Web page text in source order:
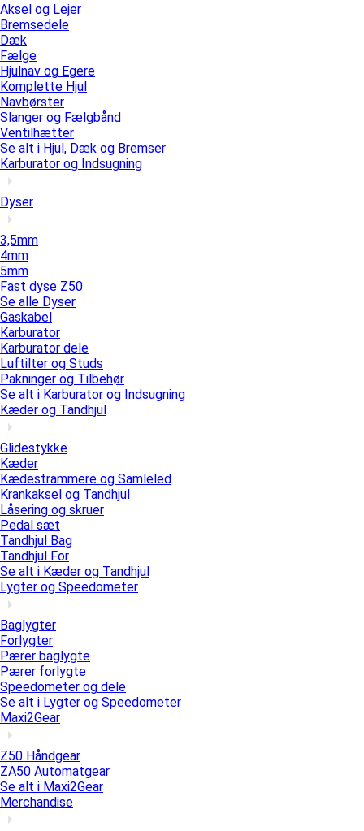
Aksel og Lejer
Bremsedele
Dæk
Fælge
Hjulnav og Egere
Komplette Hjul
Navbørster
Slanger og Fælgbånd
Ventilhætter
Se alt i Hjul, Dæk og Bremser
Karburator og Indsugning
Dyser
3,5mm
4mm
5mm
Fast dyse Z50
Se alle Dyser
Gaskabel
Karburator
Karburator dele
Luftilter og Studs
Pakninger og Tilbehør
Se alt i Karburator og Indsugning
Kæder og Tandhjul
Glidestykke
Kæder
Kædestrammere og Samleled
Krankaksel og Tandhjul
Låsering og skruer
Pedal sæt
Tandhjul Bag
Tandhjul For
Se alt i Kæder og Tandhjul
Lygter og Speedometer
Baglygter
Forlygter
Pærer baglygte
Pærer forlygte
Speedometer og dele
Se alt i Lygter og Speedometer
Maxi2Gear
Z50 Håndgear
ZA50 Automatgear
Se alt i Maxi2Gear
Merchandise